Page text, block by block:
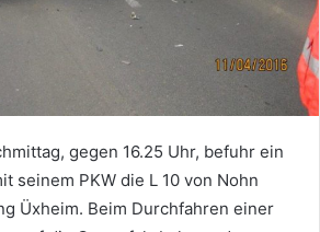
gegen 16.25 Uhr, befuhr ein
seinem PKW die L 10 von Nohn
Üxheim. Beim Durchfahren einer